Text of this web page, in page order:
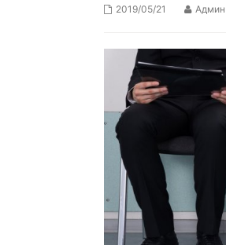
2019/05/21 Админ